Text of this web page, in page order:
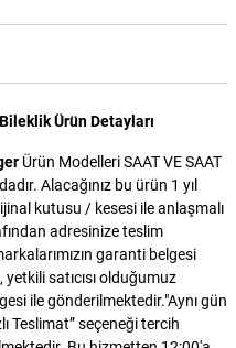
Ürün Detayları
Ürün Modelleri SAAT VE SAAT
Alacağınız bu ürün 1 yıl
kutusu / kesesi ile anlaşmalı
adresinize teslim
garanti belgesi
satıcısı olduğumuz
ile gönderilmektedir."Aynı gün
Teslimat” seçeneği tercih